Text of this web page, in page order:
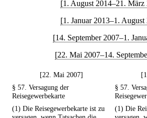
[1. August 2014–21. März
[1. Januar 2013–1. August
[14. September 2007–1.
[22. Mai 2007–14.
[22. Mai 2007]
§ 57. Versagung der
Reisegewerbekarte
§ 57.
(1) Die Reisegewerbekarte ist zu
(1) Die